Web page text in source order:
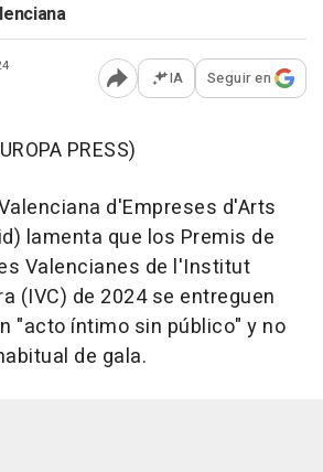
Abrir opciones para
IA Seguir en
PRESS)
d'Empreses d'Arts
lamenta que los Premis de
Valencianes de l'Institut
(IVC) de 2024 se entreguen
"acto íntimo sin público" y no
de gala.